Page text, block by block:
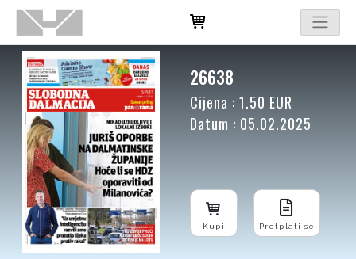
26638
Cijena : 1.50 EUR
Datum : 05.02.2025
Kupi Pretplati se